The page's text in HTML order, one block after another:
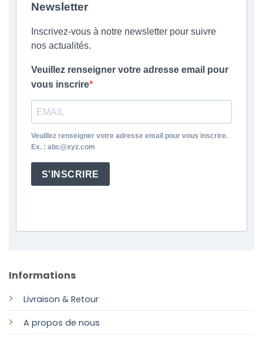
Informations
Livraison & Retour
A propos de nous
Newsletter
Inscrivez-vous à notre newsletter pour suivre
nos actualités.
Veuillez renseigner votre adresse email pour
vous inscrire
Veuillez renseigner votre adresse email pour vous inscrire.
Ex. : abc@xyz.com
S'INSCRIRE